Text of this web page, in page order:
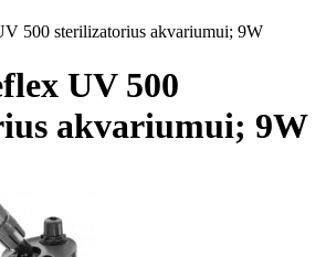
500 sterilizatorius akvariumui; 9W
UV 500
akvariumui; 9W